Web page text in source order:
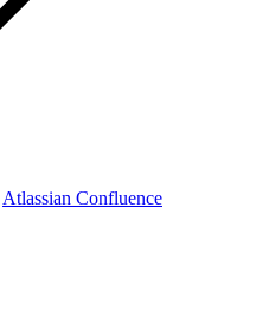
Atlassian Confluence